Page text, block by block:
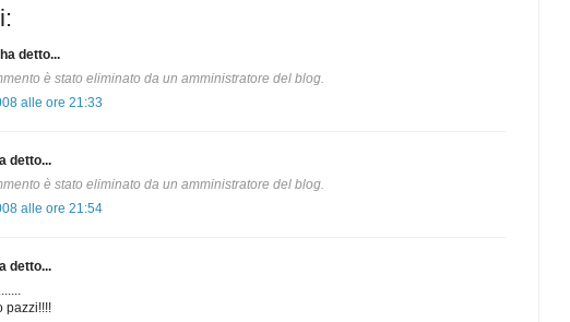
ha detto...
è stato eliminato da un amministratore del blog.
alle ore 21:33
detto...
è stato eliminato da un amministratore del blog.
alle ore 21:54
detto...
pazzi!!!!